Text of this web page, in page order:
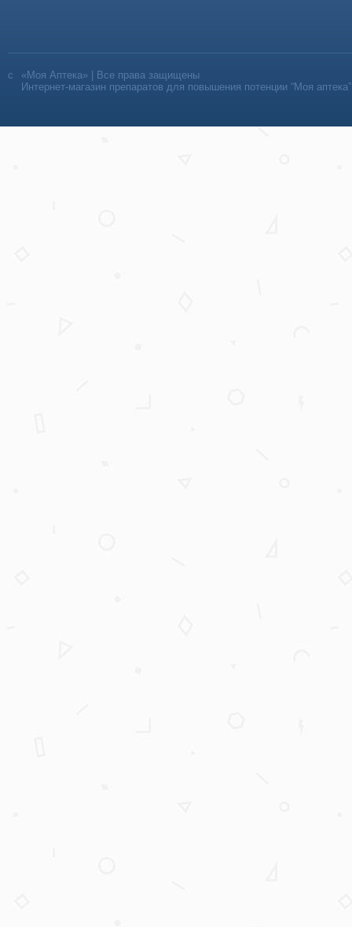
«Моя Аптека» | Все права защищены
Интернет-магазин препаратов для повышения потенции “Моя